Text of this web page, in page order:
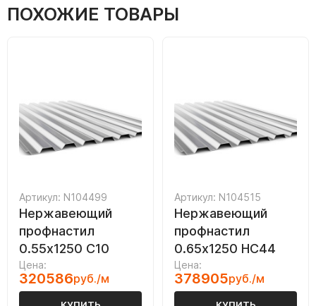
ПОХОЖИЕ ТОВАРЫ
Артикул: N104499
Нержавеющий
профнастил
0.55х1250 С10
Цена:
320586руб./м
Артикул: N104515
Нержавеющий
профнастил
0.65х1250 НС44
Цена:
378905руб./м